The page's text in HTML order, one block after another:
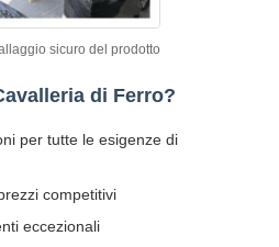
sicuro del prodotto
di Ferro?
per tutte le esigenze di
competitivi
eccezionali